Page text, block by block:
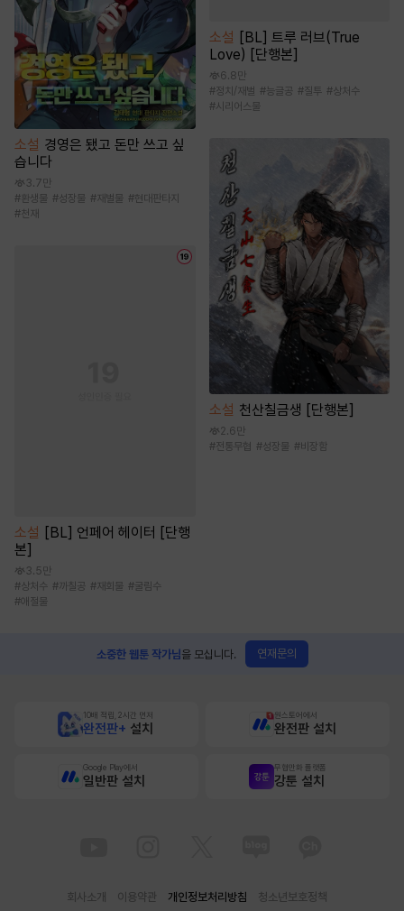
소설 경영은 됐고 돈만 쓰고 싶
습니다
3.7만
# 환생물 #성장물 # 재벌물 #현대판타지
#천재
소설
[BL] 언페어 헤이터 [단행
본]
3.5만
#상처수 #까칠공 # 재회물 #굴림수
#애절물
소설 [BL] 트루 러브(True
Love) [단행본]
6.8만
#정치/재벌 #능글공 #질투 #상처수
#시리어스물
소설 천산칠금생 [단행본]
2.6만
#전통무협 #성장물 #비장함
소중한 웹툰 작가님을 모십니다. 연재문의
10배 적립, 2시간 먼저
완전판+ 설치
원스토어에서
완전판 설치
Google Play에서
일반판 설치
무협만화 플랫폼
강툰 설치
회사소개 이용약관 개인정보처리방침 청소년보호정책